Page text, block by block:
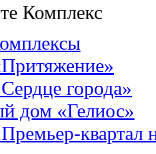
Комплекс
города»
дом «Гелиос»
квартал